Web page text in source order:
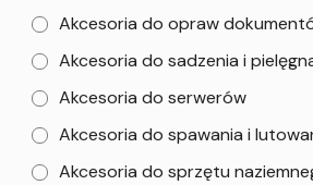
Akcesoria do opraw
Akcesoria do sadzenia i
Akcesoria do serwerów
Akcesoria do spawania i
Akcesoria do sprzętu